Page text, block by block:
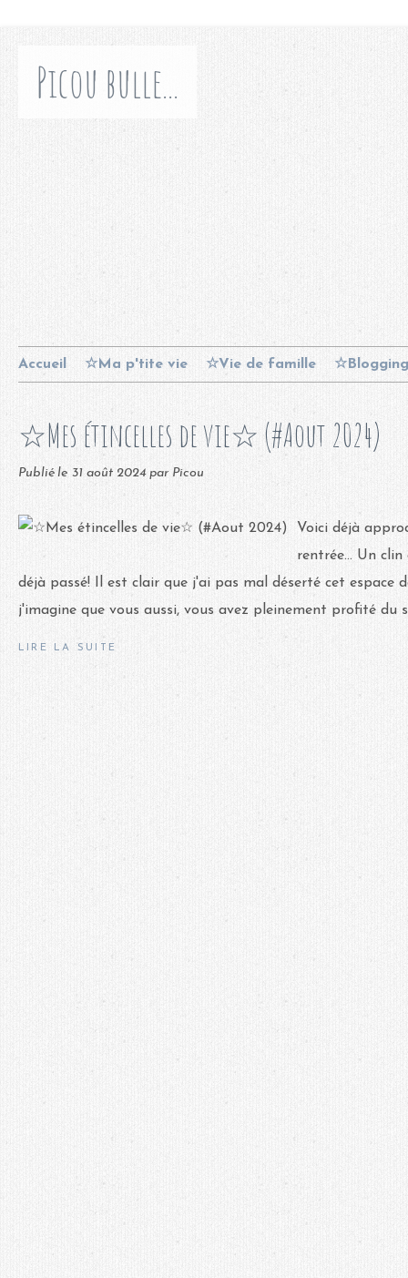
Picou bulle...
Accueil ☆Ma p'tite vie ☆Vie de famille ☆Blogging
☆Mes étincelles de vie☆ (#Aout 2024)
Publié le 31 août 2024 par Picou
Voici déjà
rentrée... Un
déjà passé! Il est clair que j'ai pas mal déserté cet espace
j'imagine que vous aussi, vous avez pleinement profité du
LIRE LA SUITE